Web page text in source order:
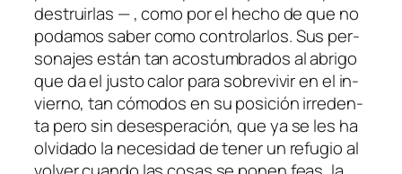
des­truir­las — , co­mo por el he­cho de que no
po­da­mos sa­ber co­mo con­tro­lar­los. Sus per­
so­na­jes es­tán tan acos­tum­bra­dos al abri­go
que da el jus­to ca­lor pa­ra so­bre­vi­vir en el in­
vierno, tan có­mo­dos en su po­si­ción irre­den­
ta pe­ro sin de­ses­pe­ra­ción, que ya se les ha
ol­vi­da­do la ne­ce­si­dad de te­ner un re­fu­gio al